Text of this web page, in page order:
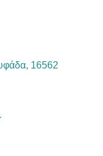
16562